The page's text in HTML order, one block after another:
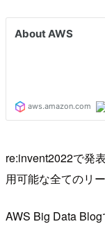
re:invent2022で発
用可能な全てのリ
AWS Big Data Blog